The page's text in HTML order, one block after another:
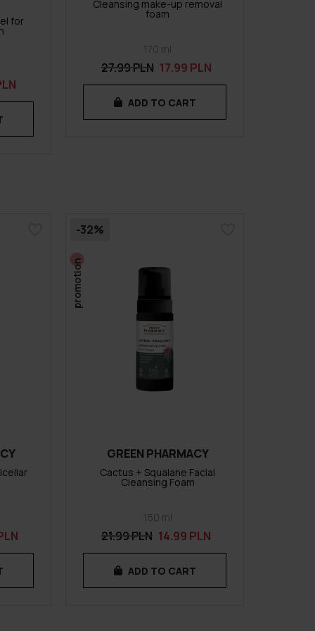
for
Cleansing make-up removal
foam
170 ml
27.99 PLN 17.99 PLN
ADD TO CART
-32%
promotion
GREEN PHARMACY
Cactus + Squalane Facial
Cleansing Foam
150 ml
21.99 PLN 14.99 PLN
ADD TO CART